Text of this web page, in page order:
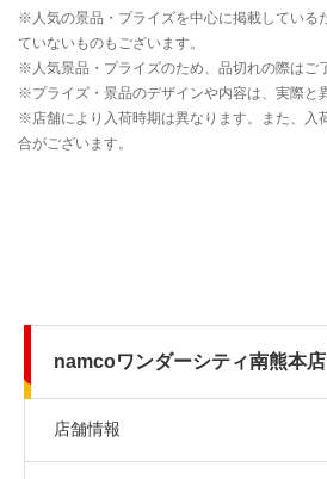
namcoワンダーシティ南熊本店
店舗情報